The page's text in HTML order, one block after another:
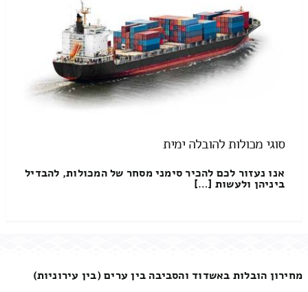
סוגי מכולות להובלה ימית
אנו נעזור לכם להכיר סימני מסחר של המכולות, להבדיל
ביניהן ולעשות […]
מחירון הובלות באשדוד והסביבה בין ערים (בין עירוניות)